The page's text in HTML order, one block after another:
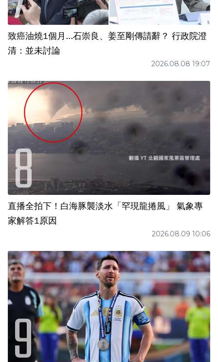
致癌油燒1個月...石崇良、姜至剛傳請辭？ 行政院澄
清：並未討論
2026.08.08 19:07
直播全拍下！白海豚襲淡水「罕現龍捲風」 氣象專
家解答1原因
2026.08.09 10:06